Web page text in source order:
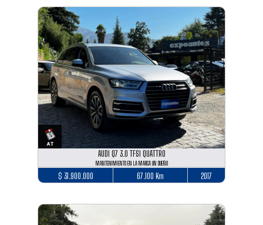
AUDI Q7 3.0 TFSI QUATTRO
MANTENIMIENTO EN LA MARCA UN DUEÑO
$ 31.900.000 67.100 Km 2017